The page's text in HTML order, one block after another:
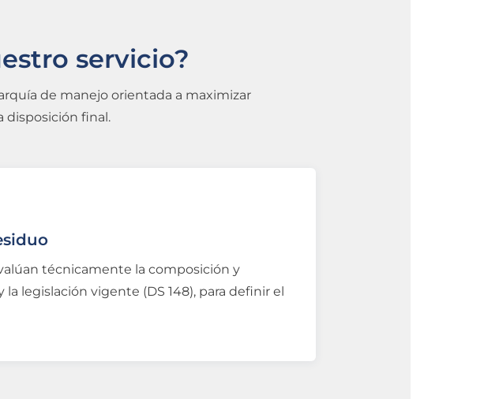
servicio?
de manejo orientada a maximizar
disposición final.
técnicamente la composición y
legislación vigente (DS 148), para definir el